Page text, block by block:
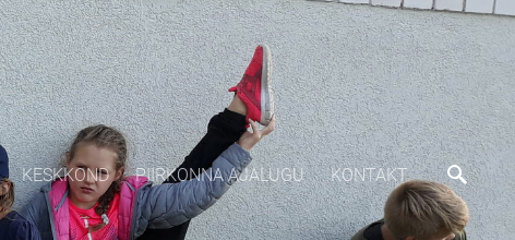
KESKKOND PIIRKONNA AJALUGU KONTAKT